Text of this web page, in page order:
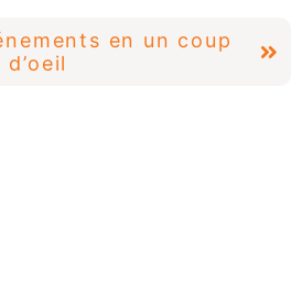
en un coup
d’oeil